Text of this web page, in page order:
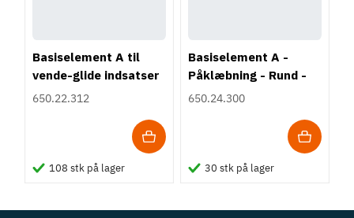
Basiselement A til
vende-glide indsatser
- Påskruning - Rund -
650.22.312
108 stk på lager
Basiselement A -
Påklæbning - Rund -
Sort
650.24.300
30 stk på lager